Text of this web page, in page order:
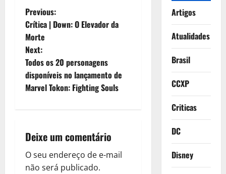
P
o
s
t
v
i
Previous:
Crítica | Down: O Elevador da
Morte
Next:
Todos os 20 personagens
disponíveis no lançamento de
Marvel Tokon: Fighting Souls
Deixe um comentário
O seu endereço de e-mail
não será publicado.
Artigos
Atualidades
Brasil
CCXP
Criticas
DC
Disney